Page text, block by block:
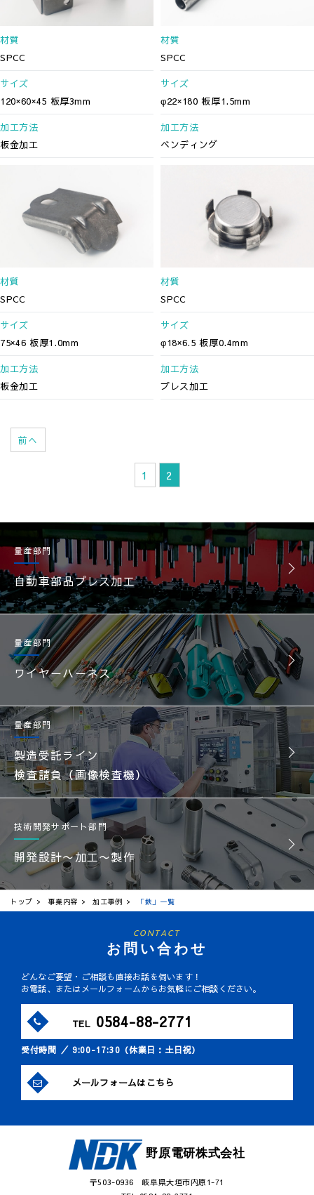
材質
SPCC
サイズ
120×60×45 板厚3mm
加工方法
板金加工
材質
SPCC
サイズ
φ22×180 板厚1.5mm
加工方法
ベンディング
材質
SPCC
サイズ
75×46 板厚1.0mm
加工方法
板金加工
材質
SPCC
サイズ
φ18×6.5 板厚0.4mm
加工方法
プレス加工
前へ
1 2
量産部門
自動車部品プレス加工
量産部門
ワイヤーハーネス
量産部門
製造受託ライン
検査請負（画像検査機）
技術開発サポート部門
開発設計〜加工〜製作
トップ 事業内容 加工事例 「鉄」一覧
CONTACT
お問い合わせ
どんなご要望・ご相談も直接お話を伺います！
お電話、またはメールフォームからお気軽にご相談ください。
TEL 0584-88-2771
受付時間 ／ 9:00-17:30（休業日：土日祝）
メールフォームはこちら
野原電研株式会社
〒503-0936 岐阜県大垣市内原1-71